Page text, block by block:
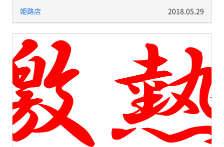
姫路店 2018.05.29